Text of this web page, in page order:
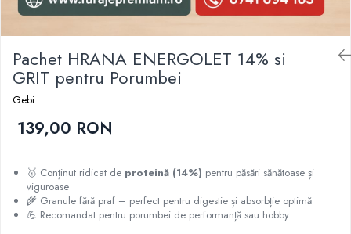
Pachet HRANA ENERGOLET 14% si
GRIT pentru Porumbei
Gebi
139,00 RON
🥇 Conținut ridicat de proteină (14%) pentru păsări sănătoase și
viguroase
🌾 Granule fără praf – perfect pentru digestie și absorbție optimă
💪 Recomandat pentru porumbei de performanță sau hobby